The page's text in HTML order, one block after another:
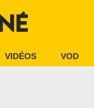
VIDÉOS VOD